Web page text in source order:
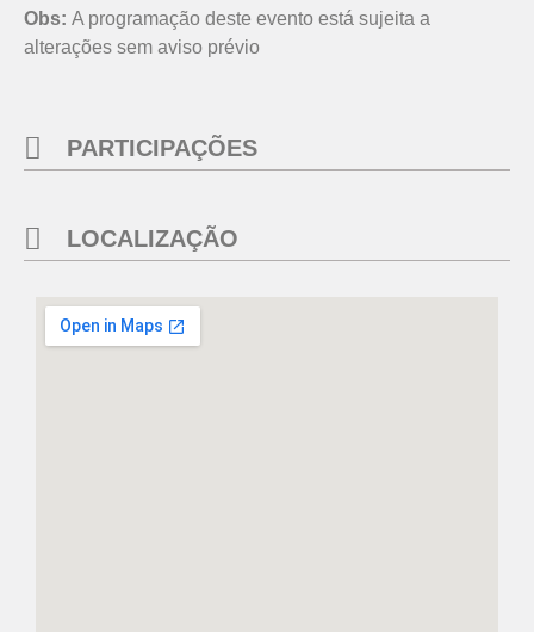
Obs: A programação deste evento está sujeita a
alterações sem aviso prévio
PARTICIPAÇÕES
LOCALIZAÇÃO